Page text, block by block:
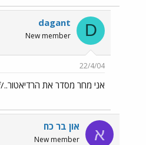
D
dagant
New member
22/4/04
אני מחר מסדר את הרדיאטור../images/Emo10.gif
א און בר כח
New member